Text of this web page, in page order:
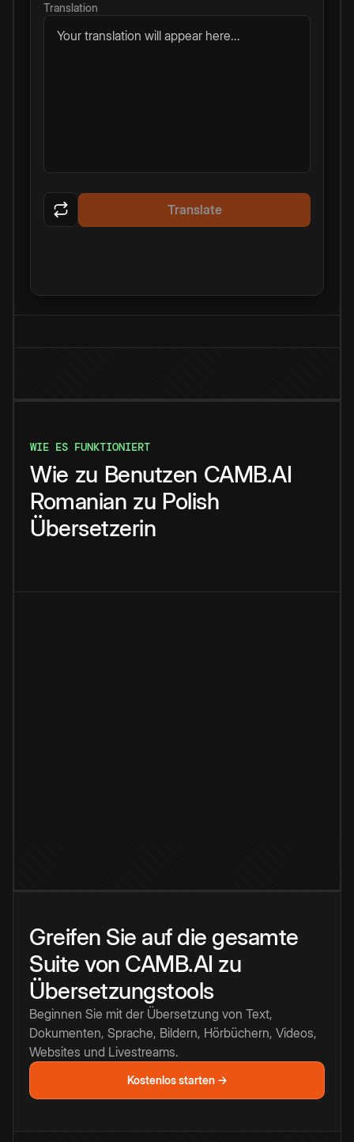
Translation
Your translation will appear here...
Translate
WIE ES FUNKTIONIERT
Wie zu Benutzen CAMB.AI
Romanian zu Polish
Übersetzerin
Greifen Sie auf die gesamte
Suite von CAMB.AI zu
Übersetzungstools
Beginnen Sie mit der Übersetzung von Text,
Dokumenten, Sprache, Bildern, Hörbüchern, Videos,
Websites und Livestreams.
Kostenlos starten →